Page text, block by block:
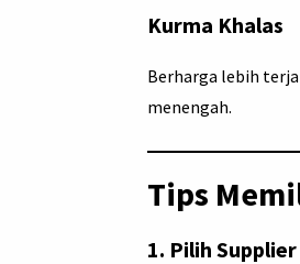
Kurma Khalas
Berharga lebih
menengah.
Tips
1. Pilih